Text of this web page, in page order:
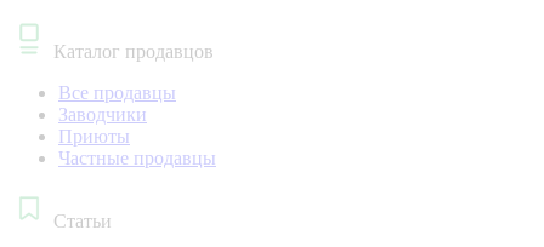
Каталог продавцов
Все продавцы
Заводчики
Приюты
Частные продавцы
Статьи